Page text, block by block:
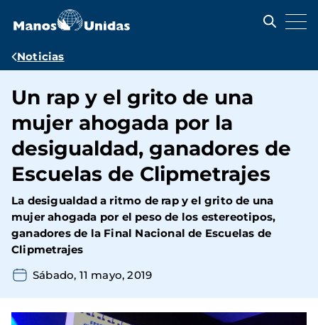
contenido
Ruta
navegación
Noticias
Un rap y el grito de una
mujer ahogada por la
desigualdad, ganadores de
Escuelas de Clipmetrajes
La desigualdad a ritmo de rap y el grito de una
mujer ahogada por el peso de los estereotipos,
ganadores de la Final Nacional de Escuelas de
Clipmetrajes
Sábado, 11 mayo, 2019